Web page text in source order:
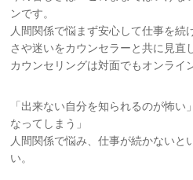
ンです。
人間関係で悩まず安心して仕事を続
さや迷いをカウンセラーと共に見直
カウンセリングは対面でもオンライ
「出来ない自分を知られるのが怖
なってしまう」
人間関係で悩み、仕事が続かないと
い。